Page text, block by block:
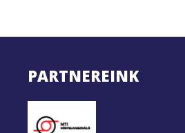
PARTNEREINK